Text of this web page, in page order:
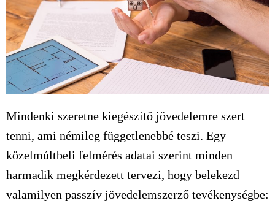
Mindenki szeretne kiegészítő jövedelemre szert
tenni, ami némileg függetlenebbé teszi. Egy
közelmúltbeli felmérés adatai szerint minden
harmadik megkérdezett tervezi, hogy belekezd
valamilyen passzív jövedelemszerző tevékenységbe: